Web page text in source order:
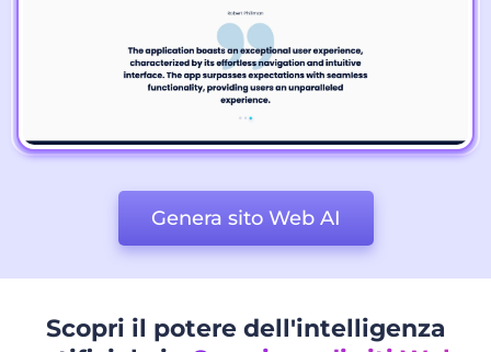
Genera sito Web AI
Scopri il potere dell'intelligenza